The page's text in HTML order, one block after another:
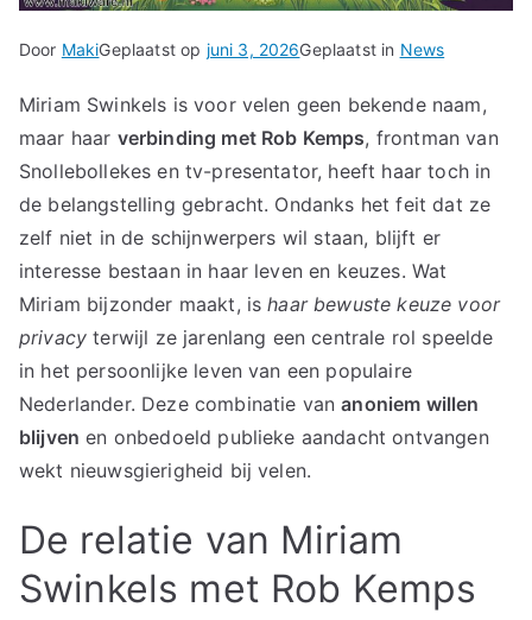
Door MakiGeplaatst op juni 3, 2026Geplaatst in News
Miriam Swinkels is voor velen geen bekende naam,
maar haar verbinding met Rob Kemps, frontman van
Snollebollekes en tv-presentator, heeft haar toch in
de belangstelling gebracht. Ondanks het feit dat ze
zelf niet in de schijnwerpers wil staan, blijft er
interesse bestaan in haar leven en keuzes. Wat
Miriam bijzonder maakt, ishaar bewuste keuze voor
privacy terwijl ze jarenlang een centrale rol speelde
in het persoonlijke leven van een populaire
Nederlander. Deze combinatie vananoniem willen
blijven en onbedoeld publieke aandacht ontvangen
wekt nieuwsgierigheid bij velen.
De relatie van Miriam
Swinkels met Rob Kemps